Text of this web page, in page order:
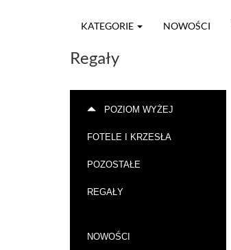
KATEGORIE NOWOŚCI
Regały
POZIOM WYŻEJ
FOTELE I KRZESŁA
POZOSTAŁE
REGAŁY
NOWOŚCI